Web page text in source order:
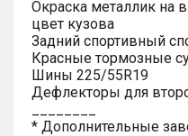
Окраска металлик на
цвет кузова
Задний спортивный
Красные тормозные
Шины 225/55R19
Дефлекторы для
* Дополнительные